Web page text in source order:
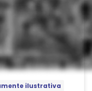
ilustrativa